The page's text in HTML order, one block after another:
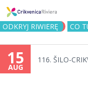
ODKRYJ RIWIERĘ CO
15
AUG
116. ŠILO-